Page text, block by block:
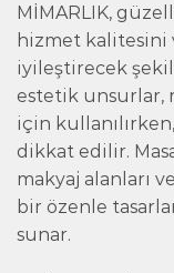
MİMARLIK,
hizmet kalitesini
iyileştirecek
estetik unsurlar,
için
dikkat edilir.
makyaj alanları
bir özenle
sunar.